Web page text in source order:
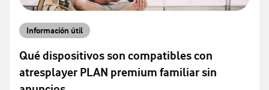
Información útil
Qué dispositivos son compatibles con
atresplayer PLAN premium familiar sin